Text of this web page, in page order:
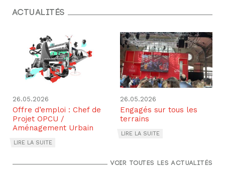
Actualités
26.05.2026
Offre d’emploi : Chef de
Projet OPCU /
Aménagement Urbain
LIRE LA SUITE
26.05.2026
Engagés sur tous les
terrains
LIRE LA SUITE
Voir toutes les actualités